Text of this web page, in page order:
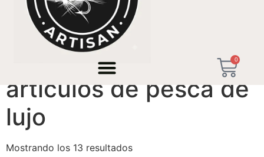
0
/ Productos etiquetados “artículos de pesca de
artículos de pesca de
lujo
Mostrando los 13 resultados